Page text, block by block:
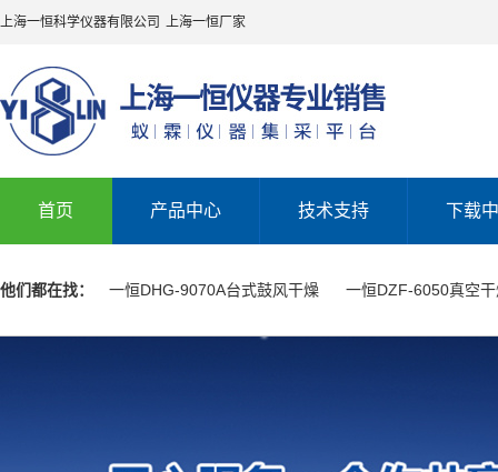
上海一恒科学仪器有限公司 上海一恒厂家
首页 产品中心 技术支持 下载
他们都在找： 一恒DHG-9070A台式鼓风干燥 一恒DZF-6050真空